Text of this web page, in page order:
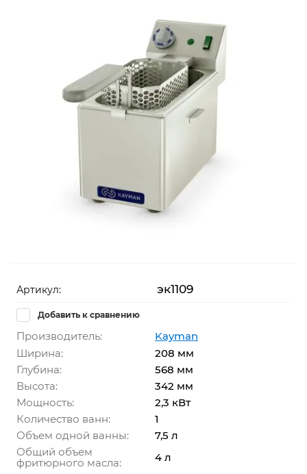
Артикул: эк1109
Добавить к сравнению
Производитель:
Kayman
Ширина:
208 мм
Глубина:
568 мм
Высота:
342 мм
Мощность:
2,3 кВт
Количество ванн:
1
Объем одной ванны:
7,5 л
Общий объем
фритюрного масла:
4 л